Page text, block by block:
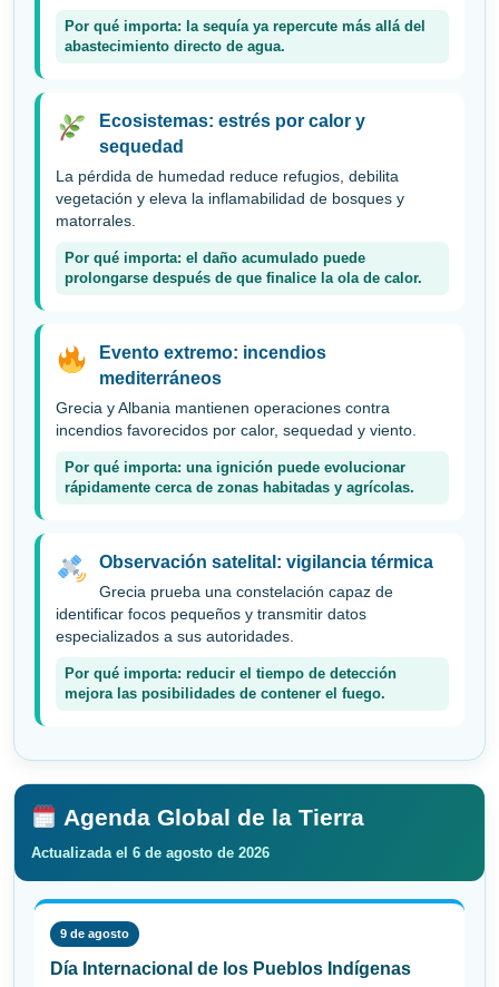
Por qué importa: la sequía ya repercute más allá del
abastecimiento directo de agua.
Ecosistemas: estrés por calor y
sequedad
La pérdida de humedad reduce refugios, debilita
vegetación y eleva la inflamabilidad de bosques y
matorrales.
Por qué importa: el daño acumulado puede
prolongarse después de que finalice la ola de calor.
Evento extremo: incendios
mediterráneos
Grecia y Albania mantienen operaciones contra
incendios favorecidos por calor, sequedad y viento.
Por qué importa: una ignición puede evolucionar
rápidamente cerca de zonas habitadas y agrícolas.
Observación satelital: vigilancia térmica
Grecia prueba una constelación capaz de
identificar focos pequeños y transmitir datos
especializados a sus autoridades.
Por qué importa: reducir el tiempo de detección
mejora las posibilidades de contener el fuego.
Agenda Global de la Tierra
Actualizada el 6 de agosto de 2026
9 de agosto
Día Internacional de los Pueblos Indígenas